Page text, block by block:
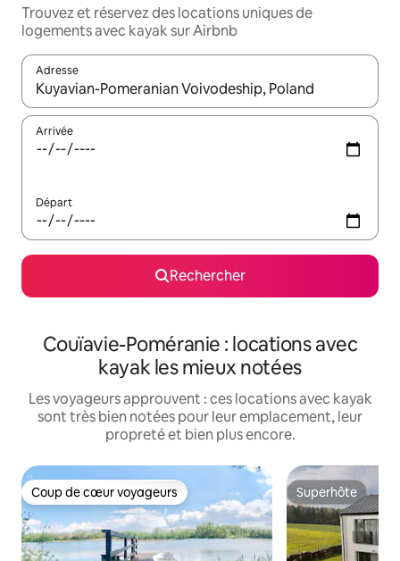
Trouvez et réservez des locations uniques de
logements avec kayak sur Airbnb
Adresse
Lorsque les résultats s'affichent, utilisez les flèches vers le
Arrivée
Départ
Rechercher
Couïavie-Poméranie : locations avec
kayak les mieux notées
Les voyageurs approuvent : ces locations avec kayak
sont très bien notées pour leur emplacement, leur
propreté et bien plus encore.
Coup de cœur voyageurs
Coup de cœur voyageurs Superhôte
Superhôte